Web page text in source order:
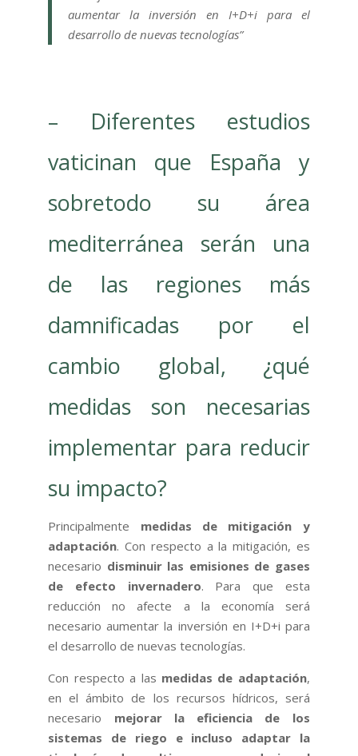
aumentar la inversión en I+D+i para el
desarrollo de nuevas tecnologías”
– Diferentes estudios
vaticinan que España y
sobretodo su área
mediterránea serán una
de las regiones más
damnificadas por el
cambio global, ¿qué
medidas son necesarias
implementar para reducir
su impacto?
Principalmente medidas de mitigación y
adaptación. Con respecto a la mitigación, es
necesario disminuir las emisiones de gases
de efecto invernadero. Para que esta
reducción no afecte a la economía será
necesario aumentar la inversión en I+D+i para
el desarrollo de nuevas tecnologías.
Con respecto a las medidas de adaptación,
en el ámbito de los recursos hídricos, será
necesario mejorar la eficiencia de los
sistemas de riego e incluso adaptar la